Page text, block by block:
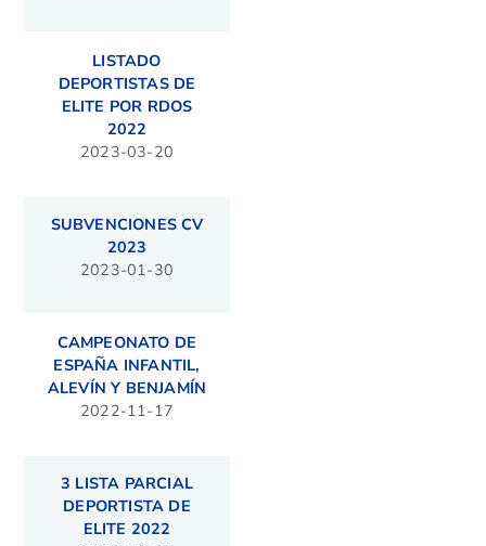
LISTADO
DEPORTISTAS DE
ELITE POR RDOS
2022
2023-03-20
SUBVENCIONES CV
2023
2023-01-30
CAMPEONATO DE
ESPAÑA INFANTIL,
ALEVÍN Y BENJAMÍN
2022-11-17
3 LISTA PARCIAL
DEPORTISTA DE
ELITE 2022